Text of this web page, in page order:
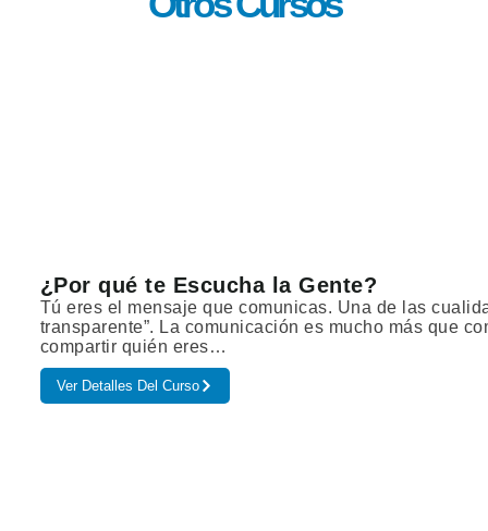
¿Por qué te Escucha la Gente?
Tú eres el mensaje que comunicas. Una de las
transparente”. La comunicación es mucho más que
compartir quién eres…
Ver Detalles Del Curso